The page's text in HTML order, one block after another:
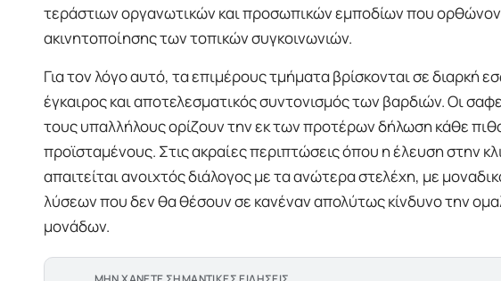
τεράστιων οργανωτικών και προσωπικών εμποδίων που
ακινητοποίησης των τοπικών συγκοινωνιών.
Για τον λόγο αυτό, τα επιμέρους τμήματα βρίσκονται σε διαρκή
έγκαιρος και αποτελεσματικός συντονισμός των βαρδιών. Οι
τους υπαλλήλους ορίζουν την εκ των προτέρων δήλωση κάθε
προϊσταμένους. Στις ακραίες περιπτώσεις όπου η έλευση στην
απαιτείται ανοιχτός διάλογος με τα ανώτερα στελέχη, με
λύσεων που δεν θα θέσουν σε κανέναν απολύτως κίνδυνο την
μονάδων.